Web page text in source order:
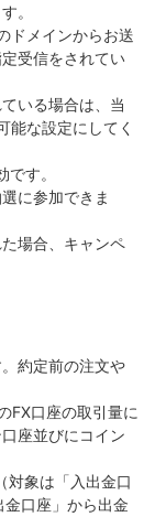
。
ドメインからお送
受信をされてい
いる場合は、当
な設定にしてく
す。
に参加できま
場合、キャンペ
約定前の注文や
FX口座の取引量に
座並びにコイン
対象は「入出金口
口座」から出金